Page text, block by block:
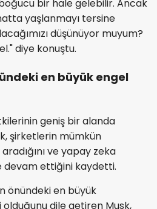
bir hale gelebilir. Ancak
yaşlanmayı tersine
düşünüyor muyum?
diye konuştu.
en büyük engel
geniş bir alanda
şirketlerin mümkün
ve yapay zeka
devam ettiğini kaydetti.
önündeki en büyük
dile getiren Musk,